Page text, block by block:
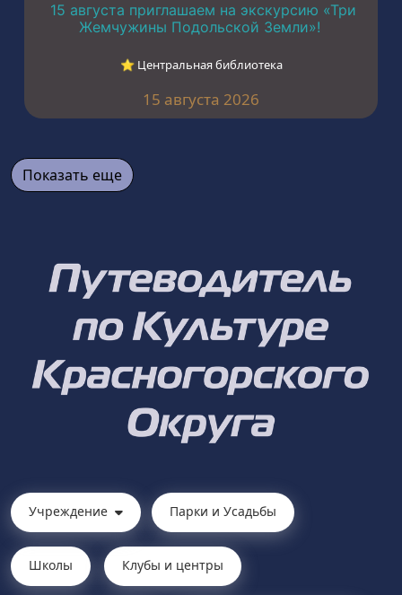
15 августа приглашаем на экскурсию «Три
Жемчужины Подольской Земли»!
⭐︎ Центральная библиотека
15 августа 2026
Показать еще
Учреждение Парки и Усадьбы
Школы Клубы и центры